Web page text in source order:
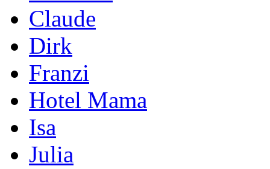
Claude
Dirk
Franzi
Hotel Mama
Isa
Julia